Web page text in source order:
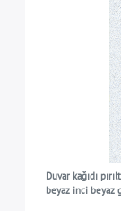
Duvar kağıdı
beyaz inci beyaz